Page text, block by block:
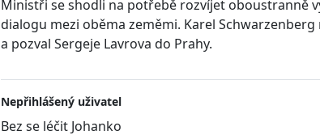
Ministři se shodli na potřebě rozvíjet oboustranně
dialogu mezi oběma zeměmi. Karel
a pozval Sergeje Lavrova do Prahy.
Nepřihlášený uživatel
Bez se léčit Johanko